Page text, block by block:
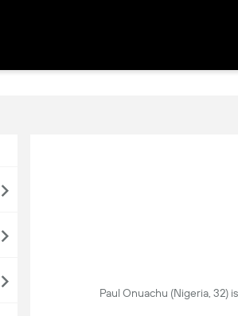
Paul Onuachu (Nigeria, 32)